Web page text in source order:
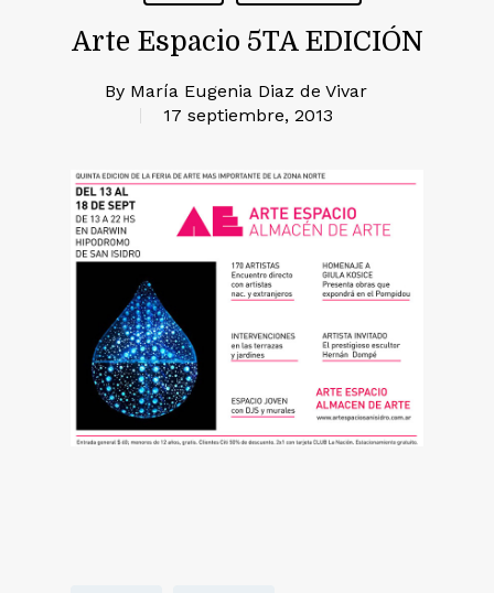
Arte Espacio 5TA EDICIÓN
By María Eugenia Diaz de Vivar
17 septiembre, 2013